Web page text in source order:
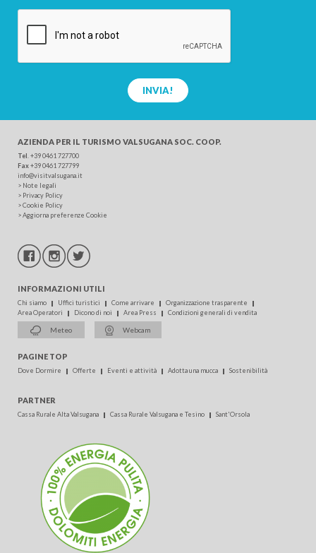
INVIA!
AZIENDA PER IL TURISMO VALSUGANA SOC. COOP.
Tel +39 0461 727700
Fax+39 0461 727799
info@visitvalsugana.it
> Note legali
> Privacy Policy
>Cookie Policy
>Aggiorna preferenze Cookie
INFORMAZIONI UTILI
Chi siamo Uffici turistici Come arrivare
Organizzazione trasparente
Area Operatori
Dicono di noi Area Press Condizioni generali di vendita
Meteo Webcam
PAGINE TOP
Dove Dormire Offerte Eventi e attività Adotta una mucca Sostenibilità
PARTNER
Cassa Rurale Alta Valsugana Cassa Rurale Valsugana e Tesino Sant'Orsola